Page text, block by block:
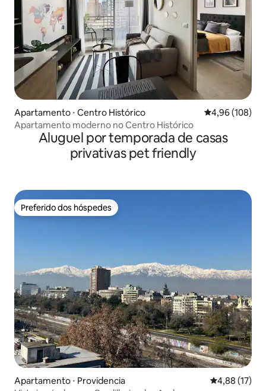
Apartamento ⋅ Centro Histórico 4,96 de uma
4,96 (108)
Apartamento moderno no Centro Histórico
Aluguel por temporada de casas
privativas pet friendly
Preferido dos hóspedes
Preferido dos hóspedes
Apartamento ⋅ Providencia 4,88 de uma
4,88 (17)